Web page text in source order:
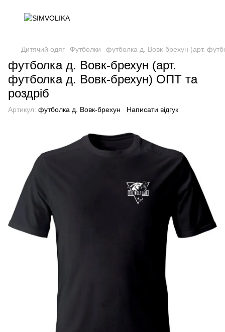
Дитячий одяг Футболки футболка д. Вовк-брехун (арт.
футболка д. Вовк-брехун (арт.
футболка д. Вовк-брехун) ОПТ та
роздріб
Артикул: футболка д. Вовк-брехун Написати відгук